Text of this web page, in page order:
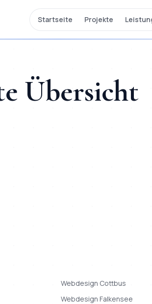
Startseite Projekte
Übersicht
Webdesign Cottbus
Webdesign Falkensee